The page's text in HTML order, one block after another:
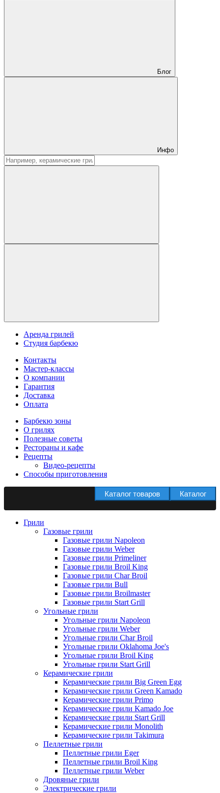
Блог
Инфо
Аренда грилей
Студия барбекю
Контакты
Мастер-классы
О компании
Гарантия
Доставка
Оплата
Барбекю зоны
О грилях
Полезные советы
Рестораны и кафе
Рецепты
Видео-рецепты
Способы приготовления
Каталог
Каталог товаров
Грили
Газовые грили
Газовые грили Napoleon
Газовые грили Weber
Газовые грили Primeliner
Газовые грили Broil King
Газовые грили Char Broil
Газовые грили Bull
Газовые грили Broilmaster
Газовые грили Start Grill
Угольные грили
Угольные грили Napoleon
Угольные грили Weber
Угольные грили Char Broil
Угольные грили Oklahoma Joe's
Угольные грили Broil King
Угольные грили Start Grill
Керамические грили
Керамические грили Big Green Egg
Керамические грили Green Kamado
Керамические грили Primo
Керамические грили Kamado Joe
Керамические грили Start Grill
Керамические грили Monolith
Керамические грили Takimura
Пеллетные грили
Пеллетные грили Eger
Пеллетные грили Broil King
Пеллетные грили Weber
Дровяные грили
Электрические грили